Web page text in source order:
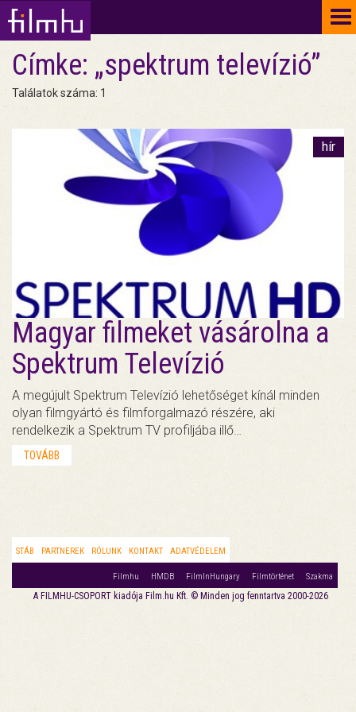
Címke: „spektrum televízió”
Találatok száma: 1
hír
Magyar filmeket vásárolna a
Spektrum Televízió
A megújult Spektrum Televízió lehetőséget kínál minden
olyan filmgyártó és filmforgalmazó részére, aki
rendelkezik a Spektrum TV profiljába illő…
TOVÁBB
STÁB PARTNEREK RÓLUNK KONTAKT ADATVÉDELEM
Filmhu HMDB FilmInHungary Filmtörténet Szakma
A FILMHU-CSOPORT kiadója Film.hu Kft. © Minden jog fenntartva 2000-2026